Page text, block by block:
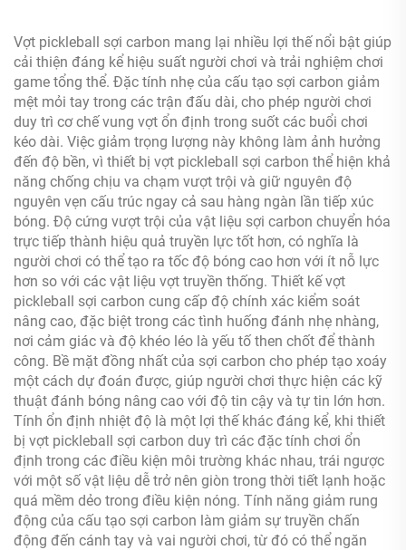
Vợt pickleball sợi carbon mang lại nhiều lợi thế nổi bật giúp
cải thiện đáng kể hiệu suất người chơi và trải nghiệm chơi
game tổng thể. Đặc tính nhẹ của cấu tạo sợi carbon giảm
mệt mỏi tay trong các trận đấu dài, cho phép người chơi
duy trì cơ chế vung vợt ổn định trong suốt các buổi chơi
kéo dài. Việc giảm trọng lượng này không làm ảnh hưởng
đến độ bền, vì thiết bị vợt pickleball sợi carbon thể hiện khả
năng chống chịu va chạm vượt trội và giữ nguyên độ
nguyên vẹn cấu trúc ngay cả sau hàng ngàn lần tiếp xúc
bóng. Độ cứng vượt trội của vật liệu sợi carbon chuyển hóa
trực tiếp thành hiệu quả truyền lực tốt hơn, có nghĩa là
người chơi có thể tạo ra tốc độ bóng cao hơn với ít nỗ lực
hơn so với các vật liệu vợt truyền thống. Thiết kế vợt
pickleball sợi carbon cung cấp độ chính xác kiểm soát
nâng cao, đặc biệt trong các tình huống đánh nhẹ nhàng,
nơi cảm giác và độ khéo léo là yếu tố then chốt để thành
công. Bề mặt đồng nhất của sợi carbon cho phép tạo xoáy
một cách dự đoán được, giúp người chơi thực hiện các kỹ
thuật đánh bóng nâng cao với độ tin cậy và tự tin lớn hơn.
Tính ổn định nhiệt độ là một lợi thế khác đáng kể, khi thiết
bị vợt pickleball sợi carbon duy trì các đặc tính chơi ổn
định trong các điều kiện môi trường khác nhau, trái ngược
với một số vật liệu dễ trở nên giòn trong thời tiết lạnh hoặc
quá mềm dẻo trong điều kiện nóng. Tính năng giảm rung
động của cấu tạo sợi carbon làm giảm sự truyền chấn
động đến cánh tay và vai người chơi, từ đó có thể ngăn